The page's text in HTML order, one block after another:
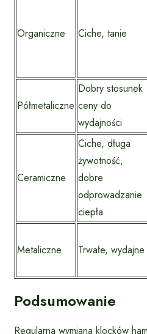
Organiczne Ciche, tanie
Półmetaliczne
Dobry stosunek
ceny do
wydajności
Ceramiczne
Ciche, długa
żywotność,
dobre
odprowadzanie
ciepła
Metaliczne Trwałe, wydajne
Podsumowanie
Regularna wymiana klocków